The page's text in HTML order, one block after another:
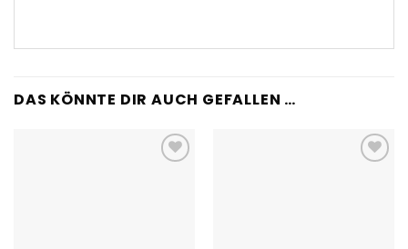
DAS KÖNNTE DIR AUCH GEFALLEN …